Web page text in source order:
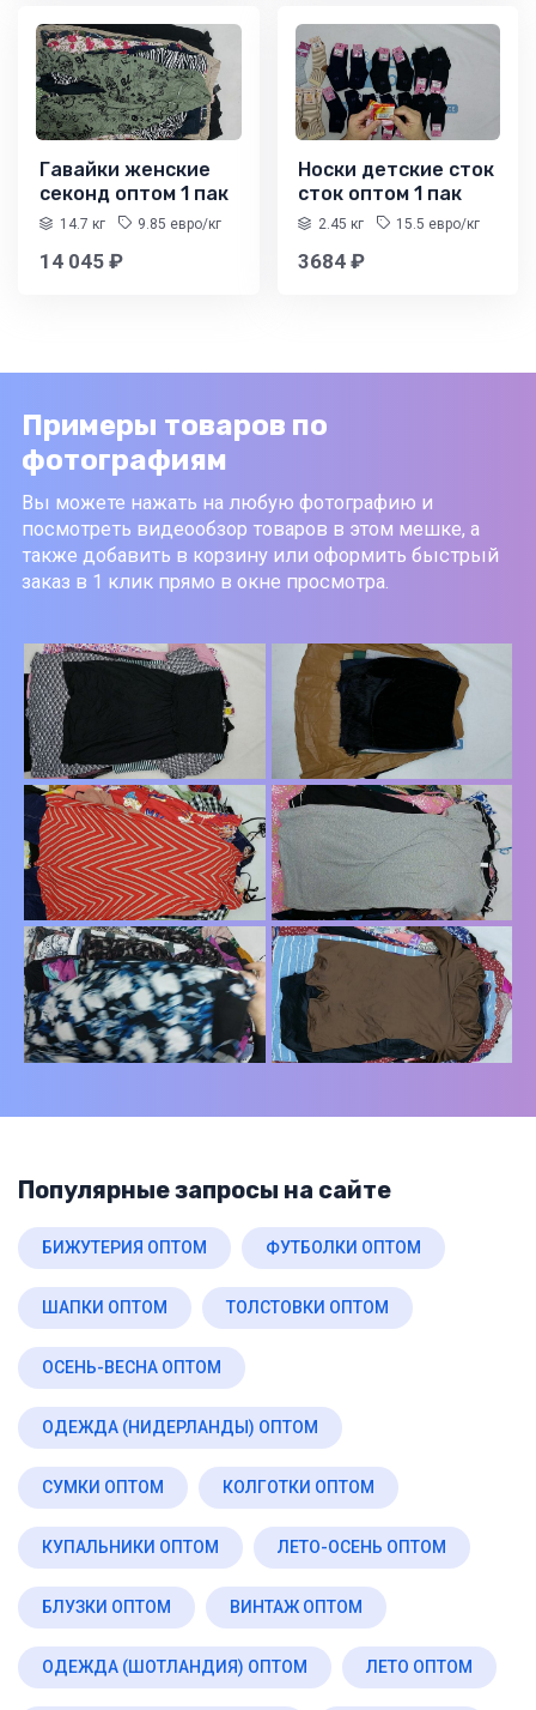
Гавайки женские
секонд оптом 1 пак
14.7 кг 9.85 евро/кг
14 045 ₽
Носки детские сток
сток оптом 1 пак
2.45 кг 15.5 евро/кг
3684 ₽
Примеры товаров по
фотографиям
Вы можете нажать на любую фотографию и
посмотреть видеообзор товаров в этом мешке, а
также добавить в корзину или оформить быстрый
заказ в 1 клик прямо в окне просмотра.
Популярные запросы на сайте
БИЖУТЕРИЯ ОПТОМ ФУТБОЛКИ ОПТОМ
ШАПКИ ОПТОМ ТОЛСТОВКИ ОПТОМ
ОСЕНЬ-ВЕСНА ОПТОМ
ОДЕЖДА (НИДЕРЛАНДЫ) ОПТОМ
СУМКИ ОПТОМ КОЛГОТКИ ОПТОМ
КУПАЛЬНИКИ ОПТОМ ЛЕТО-ОСЕНЬ ОПТОМ
БЛУЗКИ ОПТОМ ВИНТАЖ ОПТОМ
ОДЕЖДА (ШОТЛАНДИЯ) ОПТОМ ЛЕТО ОПТОМ